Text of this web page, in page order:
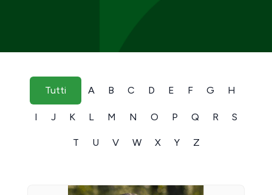
Tutti A B C D E F G H
I J K L M N O P Q R S
T U V W X Y Z